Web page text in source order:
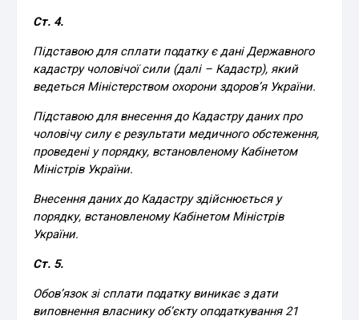
Ст. 4.
Підставою для сплати податку є дані Державного
кадастру чоловічої сили (далі – Кадастр), який
ведеться Міністерством охорони здоров’я України.
Підставою для внесення до Кадастру даних про
чоловічу силу є результати медичного обстеження,
проведені у порядку, встановленому Кабінетом
Міністрів України.
Внесення даних до Кадастру здійснюється у
порядку, встановленому Кабінетом Міністрів
України.
Ст. 5.
Обов’язок зі сплати податку виникає з дати
виповнення власнику об’єкту оподаткування 21